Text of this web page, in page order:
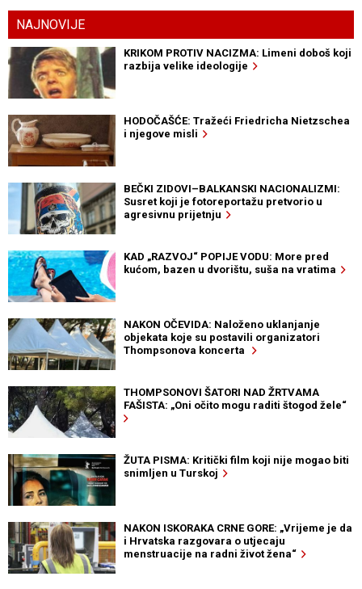
NAJNOVIJE
KRIKOM PROTIV NACIZMA: Limeni doboš koji
razbija velike ideologije
HODOČAŠĆE: Tražeći Friedricha Nietzschea
i njegove misli
BEČKI ZIDOVI–BALKANSKI NACIONALIZMI:
Susret koji je fotoreportažu pretvorio u
agresivnu prijetnju
KAD „RAZVOJ“ POPIJE VODU: More pred
kućom, bazen u dvorištu, suša na vratima
NAKON OČEVIDA: Naloženo uklanjanje
objekata koje su postavili organizatori
Thompsonova koncerta
THOMPSONOVI ŠATORI NAD ŽRTVAMA
FAŠISTA: „Oni očito mogu raditi štogod žele“
ŽUTA PISMA: Kritički film koji nije mogao biti
snimljen u Turskoj
NAKON ISKORAKA CRNE GORE: „Vrijeme je da
i Hrvatska razgovara o utjecaju
menstruacije na radni život žena“